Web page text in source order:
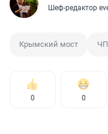
Шеф-редактор
Крымский мост ЧП
0 0